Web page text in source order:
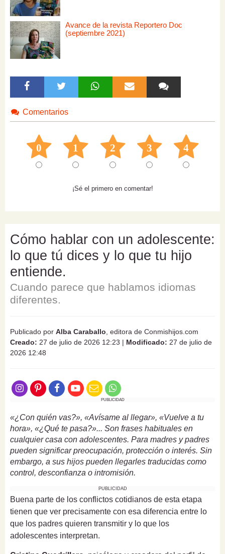
Avance de la revista Reportero Doc
(septiembre 2021)
Comentarios
0 1 2 3 4
¡Sé el primero en comentar!
Cómo hablar con un adolescente:
lo que tú dices y lo que tu hijo
entiende.
Cuando parece que hablamos idiomas
diferentes.
Publicado por Alba Caraballo , editora de Conmishijos.com
Creado: 27 de julio de 2026 12:23 | Modificado: 27 de julio de
2026 12:48
PUBLICIDAD
«¿Con quién vas?», «Avísame al llegar», «Vuelve a tu
hora», «¿Qué te pasa?»... Son frases habituales en
cualquier casa con adolescentes. Para madres y padres
pueden significar preocupación, protección o interés. Sin
embargo, a sus hijos pueden llegarles traducidas como
control, desconfianza o intromisión.
PUBLICIDAD
Buena parte de los conflictos cotidianos de esta etapa
tienen que ver precisamente con esa diferencia entre lo
que los padres quieren transmitir y lo que los
adolescentes interpretan.